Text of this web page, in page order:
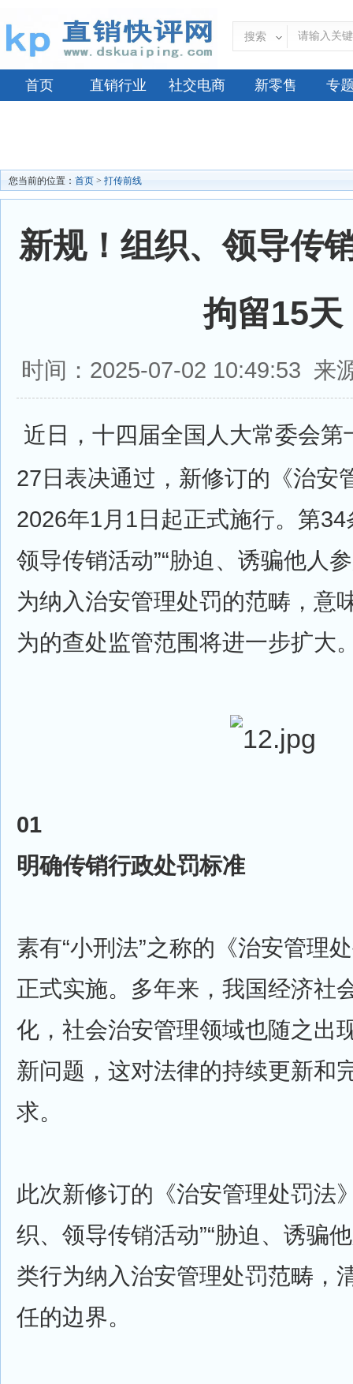
搜索
首页 直销行业 社交电商 新零售 专
您当前的位置： 首页 > 打传前线
新规！组织、领导传
拘留15天
时间：2025-07-02 10:49:53 来
近日，十四届全国人大常委会第
27日表决通过，新修订的《治安
2026年1月1日起正式施行。第34
领导传销活动”“胁迫、诱骗他人
为纳入治安管理处罚的范畴，意
为的查处监管范围将进一步扩
01
明确传销行政处罚标准
素有“小刑法”之称的《治安管理
正式实施。多年来，我国经济社
化，社会治安管理领域也随之出
新问题，这对法律的持续更新和
求。
此次新修订的《治安管理处罚法
织、领导传销活动”“胁迫、诱骗
类行为纳入治安管理处罚范畴，
任的边界。